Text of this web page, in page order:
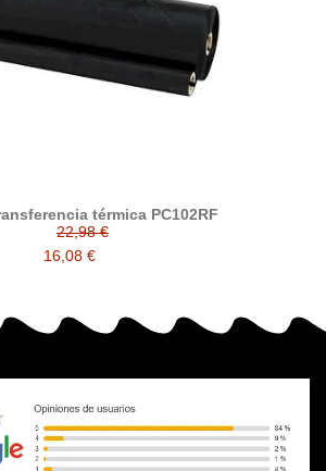
térmica PC102RF
22,98 €
16,08 €